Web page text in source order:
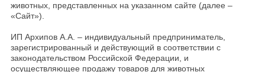
животных, представленных на указанном сайте (далее –
«Сайт»).
ИП Архипов А.А. – индивидуальный предприниматель,
зарегистрированный и действующий в соответствии с
законодательством Российской Федерации, и
осуществляющее продажу товаров для животных